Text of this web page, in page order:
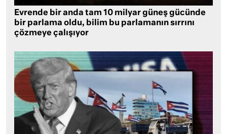
Evrende bir anda tam 10 milyar güneş gücünde
bir parlama oldu, bilim bu parlamanın sırrını
çözmeye çalışıyor